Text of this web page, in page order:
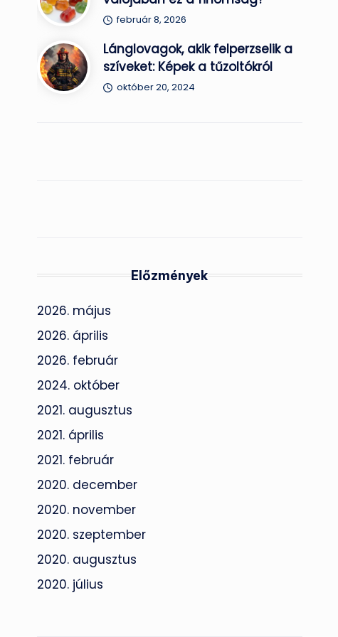
február 8, 2026
Lánglovagok, akik felperzselik a
szíveket: Képek a tűzoltókról
október 20, 2024
Előzmények
2026. május
2026. április
2026. február
2024. október
2021. augusztus
2021. április
2021. február
2020. december
2020. november
2020. szeptember
2020. augusztus
2020. július